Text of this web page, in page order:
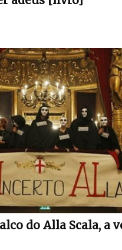
do Alla Scala, a